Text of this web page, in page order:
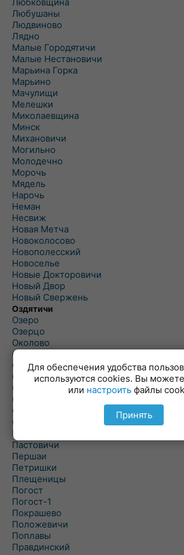
Любушаны
Людвиново
Лядно
Малые Городятичи
Малые Нестановичи
Марьина Горка
Марьино
Мачулищи
Мелешки
Миколаевщина
Минск
Михановичи
Могильно
Молодечно
Морочь
Мядель
Нарочь
Неман
Несвиж
Новая Метча
Новоколосово
Новополесский
Новоселье
Новые Докторовичи
Новый Двор
Новый Свержень
Оздятичи
Озеро
Озерцо
Околово
Октябрь
Октябрьский
Олехновичи
Омговичи
Оношки
Осовец
Острошицкий Городок
Пасека
Пастовичи
Першаи
Петришки
Плещеницы
Погост
Погост-1
Покрашево
Положевичи
Поплавы
Правдинский
Для обеспечения удобства
используются cookies. Вы можете
или настроить файлы
Принять